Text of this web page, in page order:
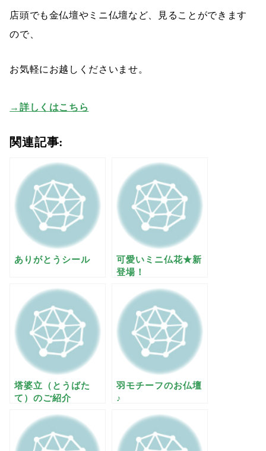
店頭でも金仏壇やミニ仏壇など、見ることができます
ので、
お気軽にお越しくださいませ。
→詳しくはこちら
関連記事:
ありがとうシール
可愛いミニ仏花★新
登場！
塔婆立（とうばた
て）のご紹介
羽モチーフのお仏壇
♪